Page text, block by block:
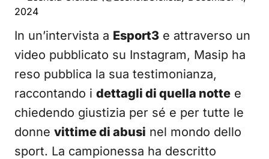
2024
In un’intervista a Esport3 e attraverso un
video pubblicato su Instagram, Masip ha
reso pubblica la sua testimonianza,
raccontando i dettagli di quella notte e
chiedendo giustizia per sé e per tutte le
donne vittime di abusi nel mondo dello
sport. La campionessa ha descritto